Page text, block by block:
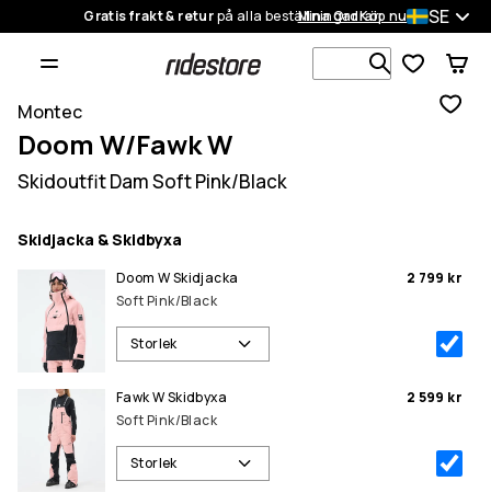
Gratis frakt & returpå alla beställningarKöp nu
Mina Ordrar SE
Sök bland
Montec
Doom W/Fawk W
Skidoutfit Dam Soft Pink/Black
Skidjacka & Skidbyxa
Doom W Skidjacka
Soft Pink/Black
2 799 kr
Storlek
Fawk W Skidbyxa
Soft Pink/Black
2 599 kr
Storlek